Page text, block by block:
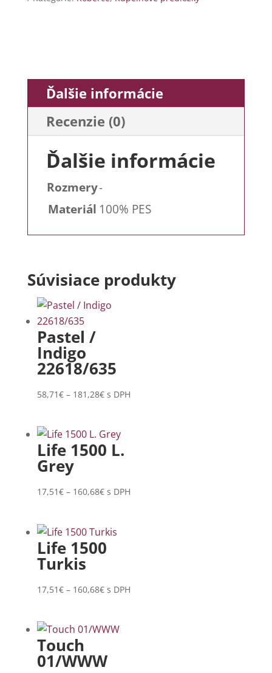
Ďalšie informácie
Recenzie (0)
Ďalšie informácie
Rozmery-
Materiál 100% PES
Súvisiace produkty
Pastel /
Indigo
22618/635
58,71€ – 181,28€Price
through
181,28€
s DPH
Life 1500 L.
Grey
17,51€ – 160,68€Price
through
160,68€
s DPH
Life 1500
Turkis
17,51€ – 160,68€Price
through
s DPH
Touch
01/WWW